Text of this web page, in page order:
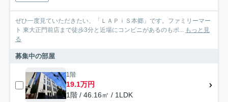
ぜひ一度見ていただきたい、「ＬＡＰｉＳ本郷」です。ファミリーマー
ト 東大正門前店まで徒歩3分と近場にコンビニがあるのもポ... もっと見
る
募集中の部屋
1階
19.1万円
1階 / 46.16㎡ / 1LDK